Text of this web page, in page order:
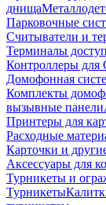
днища
Парковочные
Считыватели и
Терминалы
Контроллеры
Домофонная
Комплекты
вызывные панели
Принтеры для
Расходные
Карточки и
Аксессуары для
Турникеты и
Турникеты